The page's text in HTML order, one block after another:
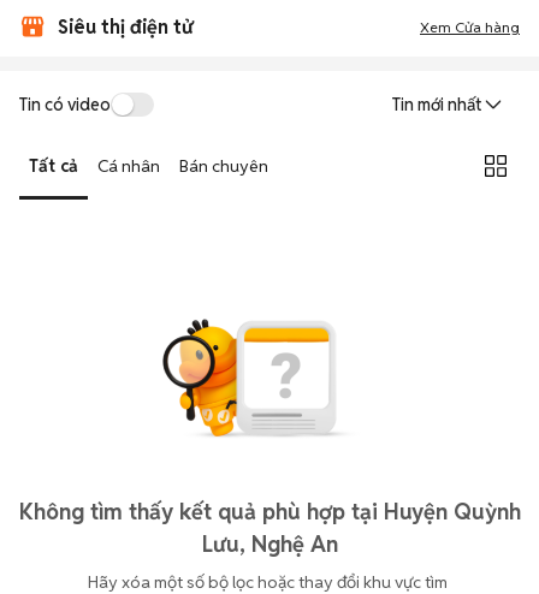
Siêu thị điện tử Xem Cửa hàng
Tin có video Tin mới nhất
Tất cả Cá nhân Bán chuyên
Không tìm thấy kết quả phù hợp tại Huyện Quỳnh
Lưu, Nghệ An
Hãy xóa một số bộ lọc hoặc thay đổi khu vực tìm